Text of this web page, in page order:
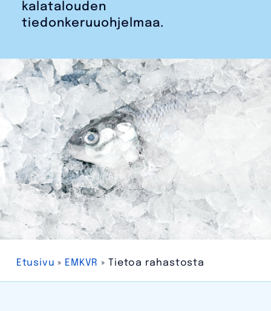
Etusivu » EMKVR » Tietoa rahastosta
kalatalouden
tiedonkeruuohjelmaa.